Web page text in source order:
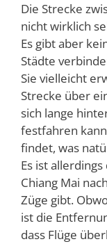
Die Strecke
nicht wirklich
Es gibt aber
Städte
Sie vielleicht
Strecke über
sich lange
festfahren
findet, was
Es ist
Chiang Mai
Züge gibt.
ist die
dass Flüge